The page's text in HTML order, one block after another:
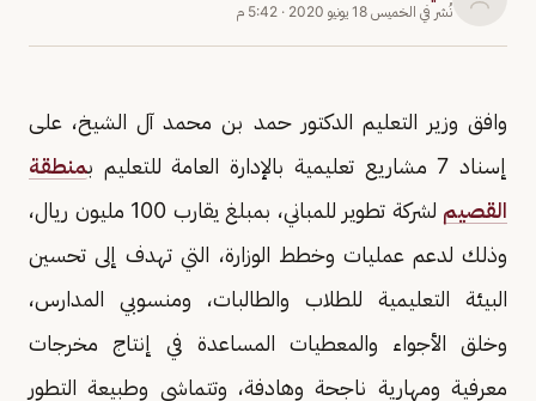
نُشر في الخميس 18 يونيو 2020 · 5:42 م
وافق وزير التعليم الدكتور حمد بن محمد آل الشيخ، على
إسناد 7 مشاريع تعليمية بالإدارة العامة للتعليم ب
منطقة
القصيم
لشركة تطوير للمباني، بمبلغ يقارب 100 مليون ريال،
وذلك لدعم عمليات وخطط الوزارة، التي تهدف إلى تحسين
البيئة التعليمية للطلاب والطالبات، ومنسوبي المدارس،
وخلق الأجواء والمعطيات المساعدة في إنتاج مخرجات
معرفية ومهارية ناجحة وهادفة، وتتماشى وطبيعة التطور